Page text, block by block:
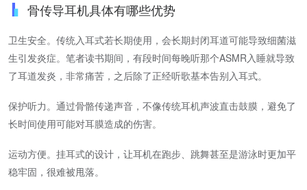
骨传导耳机具体有哪些优势
卫生安全。传统入耳式若长期使用，会长期封闭耳道可能导致细菌滋
生引发炎症。笔者读书期间，有段时间每晚听那个ASMR入睡就导致
了耳道发炎，非常痛苦，之后除了正经听歌基本告别入耳式。
保护听力。通过骨骼传递声音，不像传统耳机声波直击鼓膜，避免了
长时间使用可能对耳膜造成的伤害。
运动方便。挂耳式的设计，让耳机在跑步、跳舞甚至是游泳时更加平
稳牢固，很难被甩落。